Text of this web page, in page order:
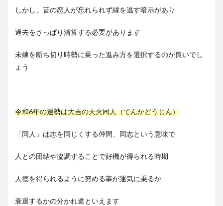
しかし、昔の恋人が忘れられず縁を逃す暗示があり
過去をさっぱり清算する必要があります
未練を断ち切り時勢に乗った進み方を選択するのが良いでし
ょう
令和6年の運勢は大吉の天火同人（てんかどうじん）
「同人」は志を同じくする仲間、同志という意味で
人との団結や協調することで好機が得られる時期
人徳を得られるように努める事が運気に乗るか
衰退するかの分かれ道といえます